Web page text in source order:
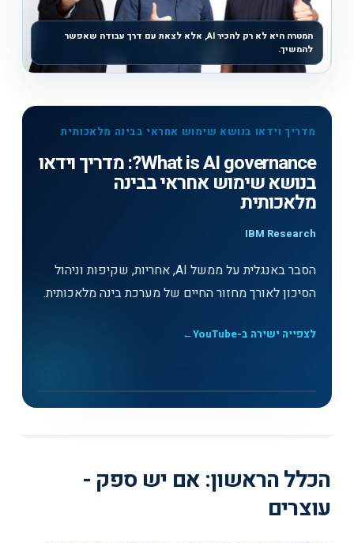
המטרה היא לא רק להכיר AI, אלא לצאת עם דרך עבודה שאפשר
להמשיך.
מדריך וידאו בנושא שימוש אחראי בבינה מלאכותית
What is AI governance?: מדריך וידאו
בנושא שימוש אחראי בבינה
מלאכותית
IBM Research
הסבר באנגלית על ממשל AI, אחריות, שקיפות וניהול
הסיכון לאורך מחזור החיים של מערכת בינה מלאכותית.
לצפייה ישירה ב-YouTube ←
הכלל הראשון: אם יש ספק -
עוצרים